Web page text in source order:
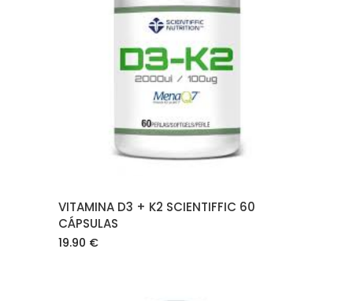
AÑADIR AL CARRITO
VITAMINA D3 + K2 SCIENTIFFIC 60
CÁPSULAS
19.90 €